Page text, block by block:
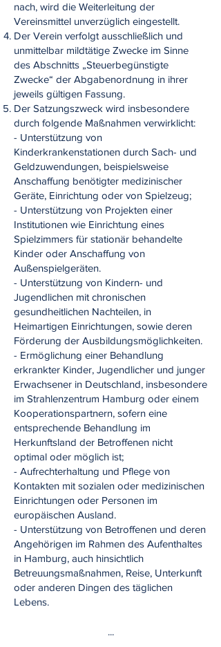
nach, wird die Weiterleitung der
Vereinsmittel unverzüglich eingestellt.
Der Verein verfolgt ausschließlich und
unmittelbar mildtätige Zwecke im Sinne
des Abschnitts „Steuerbegünstigte
Zwecke“ der Abgabenordnung in ihrer
jeweils gültigen Fassung.
Der Satzungszweck wird insbesondere
durch folgende Maßnahmen verwirklicht:
- Unterstützung von
Kinderkrankenstationen durch Sach- und
Geldzuwendungen, beispielsweise
Anschaffung benötigter medizinischer
Geräte, Einrichtung oder von Spielzeug;
- Unterstützung von Projekten einer
Institutionen wie Einrichtung eines
Spielzimmers für stationär behandelte
Kinder oder Anschaffung von
Außenspielgeräten.
- Unterstützung von Kindern- und
Jugendlichen mit chronischen
gesundheitlichen Nachteilen, in
Heimartigen Einrichtungen, sowie deren
Förderung der Ausbildungsmöglichkeiten.
- Ermöglichung einer Behandlung
erkrankter Kinder, Jugendlicher und junger
Erwachsener in Deutschland, insbesondere
im Strahlenzentrum Hamburg oder einem
Kooperationspartnern, sofern eine
entsprechende Behandlung im
Herkunftsland der Betroffenen nicht
optimal oder möglich ist;
- Aufrechterhaltung und Pflege von
Kontakten mit sozialen oder medizinischen
Einrichtungen oder Personen im
europäischen Ausland.
- Unterstützung von Betroffenen und deren
Angehörigen im Rahmen des Aufenthaltes
in Hamburg, auch hinsichtlich
Betreuungsmaßnahmen, Reise, Unterkunft
oder anderen Dingen des täglichen
Lebens.
...